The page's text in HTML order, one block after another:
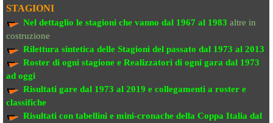
STAGIONI
Nel dettaglio le stagioni che vanno dal 1967 al 1983 altre in
costruzione
Rilettura sintetica delle Stagioni del passato dal 1973 al 2013
Roster di ogni stagione e Realizzatori di ogni gara dal 1973
ad oggi
Risultati gare dal 1973 al 2019 e collegamenti a roster e
classifiche
Risultati con tabellini e mini-cronache della Coppa Italia dal